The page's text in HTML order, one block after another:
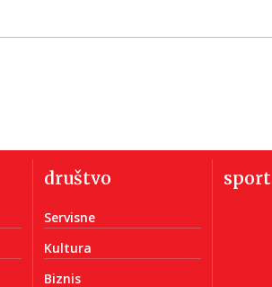
društvo
Servisne
Kultura
Biznis
sport